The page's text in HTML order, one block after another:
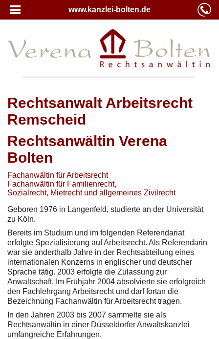
www.kanzlei-bolten.de
Rechtsanwalt Arbeitsrecht
Remscheid
Rechtsanwältin Verena
Bolten
Fachanwältin für Arbeitsrecht
Fachanwältin für Familienrecht,
Sozialrecht, Mietrecht und allgemeines Zivilrecht
Geboren 1976 in Langenfeld, studierte an der Universität
zu Köln.
Bereits im Studium und im folgenden Referendariat
erfolgte Spezialisierung auf Arbeitsrecht. Als Referendarin
war sie anderthalb Jahre in der Rechtsabteilung eines
internationalen Konzerns in englischer und deutscher
Sprache tätig. 2003 erfolgte die Zulassung zur
Anwaltschaft. Im Frühjahr 2004 absolvierte sie erfolgreich
den Fachlehrgang Arbeitsrecht und darf fortan die
Bezeichnung Fachanwältin für Arbeitsrecht tragen.
In den Jahren 2003 bis 2007 sammelte sie als
Rechtsanwältin in einer Düsseldorfer Anwaltskanzlei
umfangreiche Erfahrungen.